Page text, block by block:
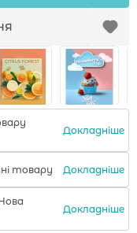
Докладніше
товару Докладніше
Докладніше